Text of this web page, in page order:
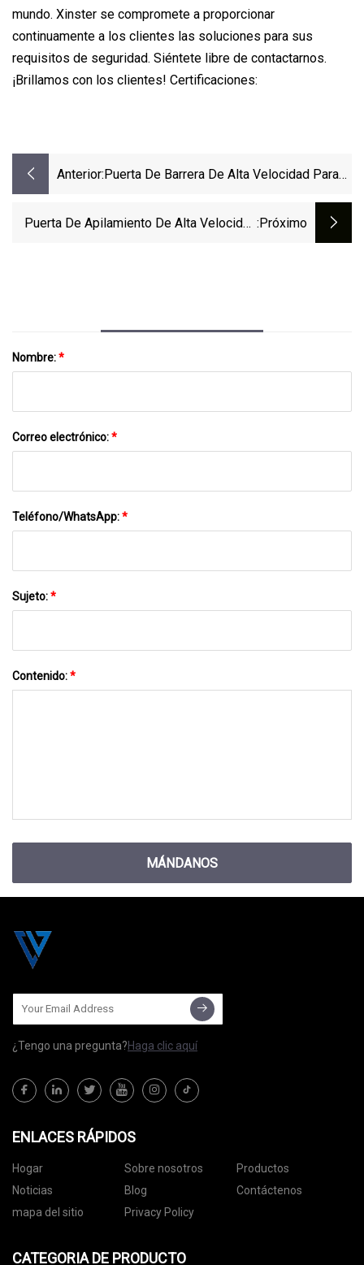
mundo. Xinster se compromete a proporcionar
continuamente a los clientes las soluciones para sus
requisitos de seguridad. Siéntete libre de contactarnos.
¡Brillamos con los clientes! Certificaciones:
Anterior:Puerta De Barrera De Alta Velocidad Para
Autopista
Puerta De Apilamiento De Alta Velocidad :próximo
Nombre:*
Correo electrónico:*
Teléfono/WhatsApp:*
Sujeto:*
Contenido:*
MÁNDANOS
¿Tengo una pregunta?Haga clic aquí
ENLACES RÁPIDOS
Hogar Sobre nosotros
Productos
Noticias
Blog
Contáctenos
mapa del sitio
Privacy Policy
CATEGORIA DE PRODUCTO